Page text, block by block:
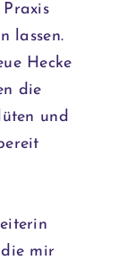
lassen.
Hecke
die
und
mir